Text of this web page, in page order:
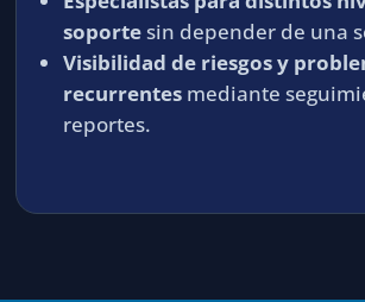
soportesin depender de una
Visibilidad de riesgos y
recurrentes mediante
reportes.